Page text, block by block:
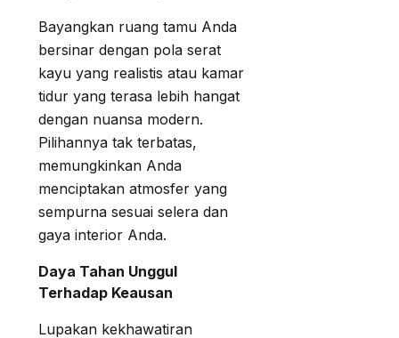
Bayangkan ruang tamu Anda
bersinar dengan pola serat
kayu yang realistis atau kamar
tidur yang terasa lebih hangat
dengan nuansa modern.
Pilihannya tak terbatas,
memungkinkan Anda
menciptakan atmosfer yang
sempurna sesuai selera dan
gaya interior Anda.
Daya Tahan Unggul
Terhadap Keausan
Lupakan kekhawatiran